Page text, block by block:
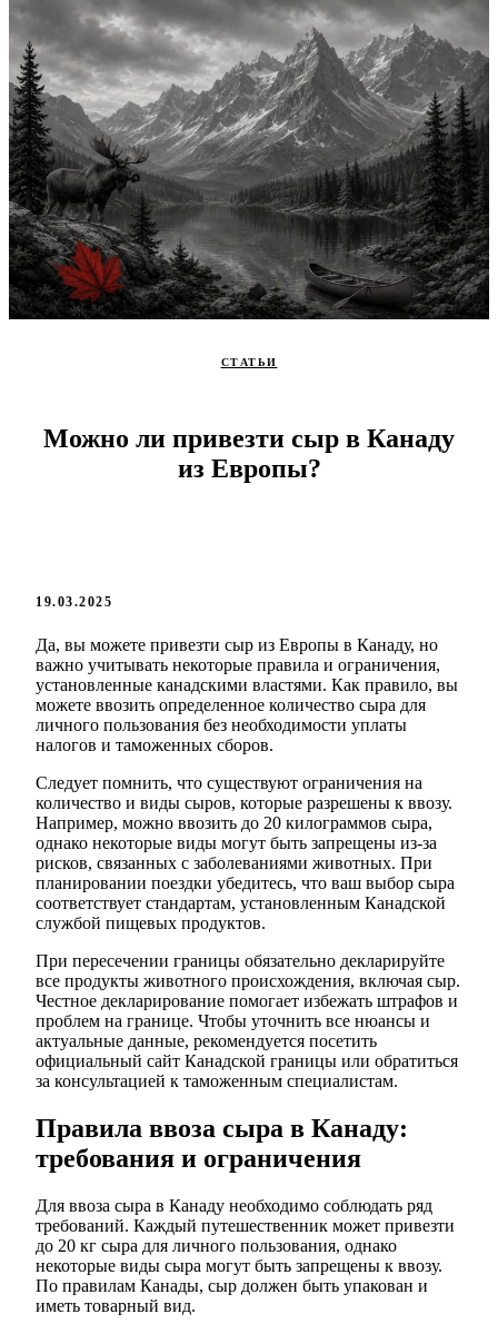
СТАТЬИ
Можно ли привезти сыр в Канаду
из Европы?
19.03.2025
Да, вы можете привезти сыр из Европы в Канаду, но
важно учитывать некоторые правила и ограничения,
установленные канадскими властями. Как правило, вы
можете ввозить определенное количество сыра для
личного пользования без необходимости уплаты
налогов и таможенных сборов.
Следует помнить, что существуют ограничения на
количество и виды сыров, которые разрешены к ввозу.
Например, можно ввозить до 20 килограммов сыра,
однако некоторые виды могут быть запрещены из-за
рисков, связанных с заболеваниями животных. При
планировании поездки убедитесь, что ваш выбор сыра
соответствует стандартам, установленным Канадской
службой пищевых продуктов.
При пересечении границы обязательно декларируйте
все продукты животного происхождения, включая сыр.
Честное декларирование помогает избежать штрафов и
проблем на границе. Чтобы уточнить все нюансы и
актуальные данные, рекомендуется посетить
официальный сайт Канадской границы или обратиться
за консультацией к таможенным специалистам.
Правила ввоза сыра в Канаду:
требования и ограничения
Для ввоза сыра в Канаду необходимо соблюдать ряд
требований. Каждый путешественник может привезти
до 20 кг сыра для личного пользования, однако
некоторые виды сыра могут быть запрещены к ввозу.
По правилам Канады, сыр должен быть упакован и
иметь товарный вид.